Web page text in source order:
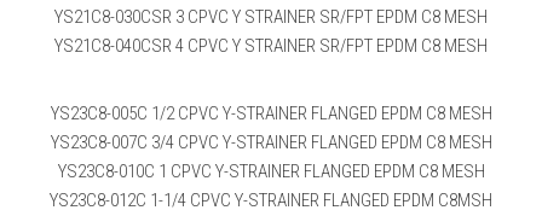
YS21C8-030CSR 3 CPVC Y STRAINER SR/FPT EPDM C8 MESH
YS21C8-040CSR 4 CPVC Y STRAINER SR/FPT EPDM C8 MESH
YS23C8-005C 1/2 CPVC Y-STRAINER FLANGED EPDM C8 MESH
YS23C8-007C 3/4 CPVC Y-STRAINER FLANGED EPDM C8 MESH
YS23C8-010C 1 CPVC Y-STRAINER FLANGED EPDM C8 MESH
YS23C8-012C 1-1/4 CPVC Y-STRAINER FLANGED EPDM C8MSH